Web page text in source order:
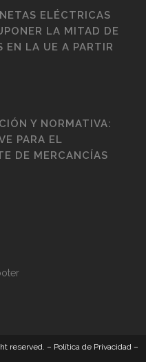
ELÉCTRICAS
LA MITAD DE
EN LA UE A PARTIR
Y NORMATIVA:
PARA EL
DE MERCANCÍAS
reserved. – Política de Privacidad–